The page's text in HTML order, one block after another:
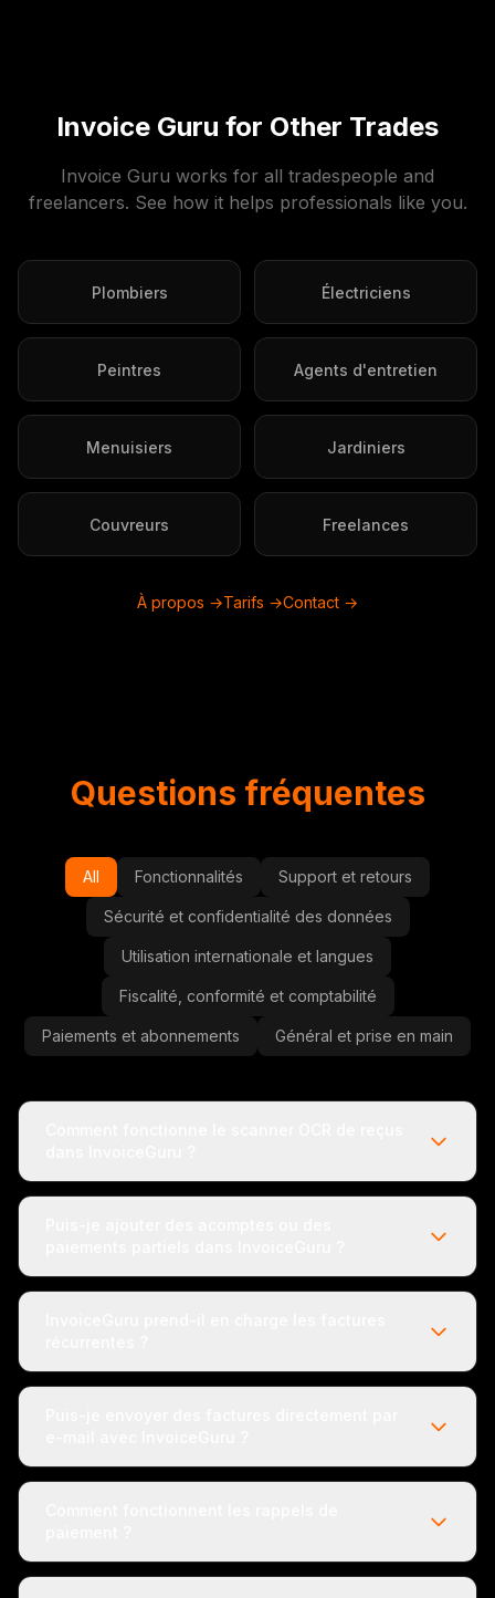
Invoice Guru for Other Trades
Invoice Guru works for all tradespeople and
freelancers. See how it helps professionals like you.
Plombiers Électriciens
Peintres Agents d'entretien
Menuisiers Jardiniers
Couvreurs Freelances
À propos →Tarifs →Contact →
Questions fréquentes
All Fonctionnalités Support et retours
Sécurité et confidentialité des données
Utilisation internationale et langues
Fiscalité, conformité et comptabilité
Paiements et abonnements Général et prise en main